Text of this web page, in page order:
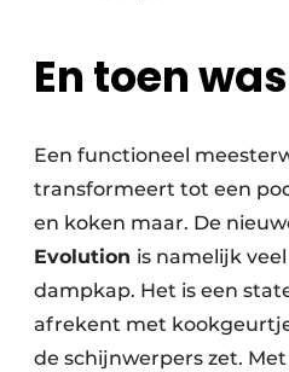
En toen
Een functioneel
transformeert tot een
en koken maar. De
Evolution is namelijk
dampkap. Het is een
afrekent met
de schijnwerpers zet.